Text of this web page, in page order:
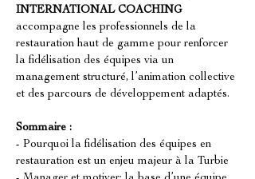
INTERNATIONAL COACHING
accompagne les professionnels de la
restauration haut de gamme pour renforcer
la fidélisation des équipes via un
management structuré, l’animation collective
et des parcours de développement adaptés.
Sommaire :
- Pourquoi la fidélisation des équipes en
restauration est un enjeu majeur à la Turbie